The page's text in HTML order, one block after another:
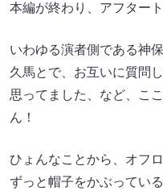
本編が終わり、アフター
いわゆる演者側である神
久馬とで、お互いに質問
思ってました、など、こ
ん！
ひょんなことから、オフ
ずっと帽子をかぶってい